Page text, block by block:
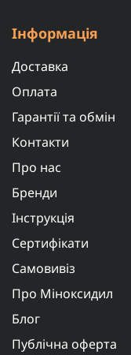
Інформація
Доставка
Оплата
Гарантії та обмін
Контакти
Про нас
Бренди
Інструкція
Сертифікати
Самовивіз
Про Міноксидил
Блог
Публічна оферта